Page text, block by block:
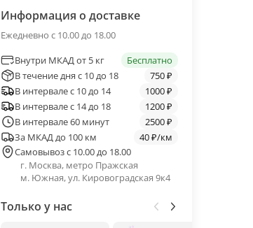
Информация о доставке
Ежедневно с 10.00 до 18.00
Внутри МКАД от 5 кг
Бесплатно
В течение дня с 10 до 18
750 ₽
В интервале с 10 до 14
1000 ₽
В интервале с 14 до 18
1200 ₽
В интервале 60 минут
2500 ₽
За МКАД до 100 км
40 ₽/км
Самовывоз с 10.00 до 18.00
г. Москва, метро Пражская
м. Южная, ул. Кировоградская 9к4
Только у нас